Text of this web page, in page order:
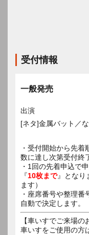
受付情報
一般発売
出演
[ネタ]金属バット／
・受付開始から先
数に達し次第受付終
・1回の先着申込で
『10枚まで』となり
ます）
・座席番号や整理
自動で決定します。
【車いすでご来場の
車いすをご使用の方